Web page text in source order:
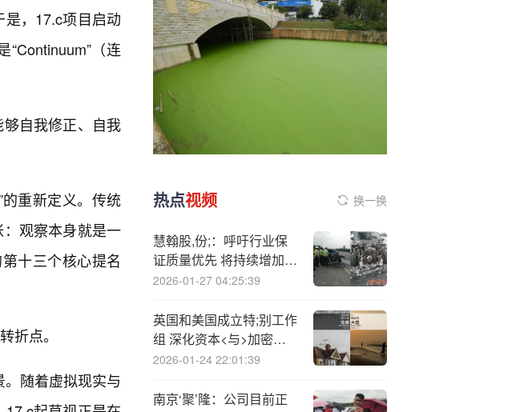
，17.c项目启动
“Continuum”（连
自我修正、自我
重新定义。传统
观察本身就是一
十三个核心提名
折点。
随着虚拟现实与
热点视频 换一换
慧翰股,份;：呼吁行业保
证质量优先 将持续增加研
发投入
2026-01-27 04:25:39
英国和美国成立特;别工作
组 深化资本<与>加密市
场关系
2026-01-24 22:01:39
南京‘聚’隆：公司目前正